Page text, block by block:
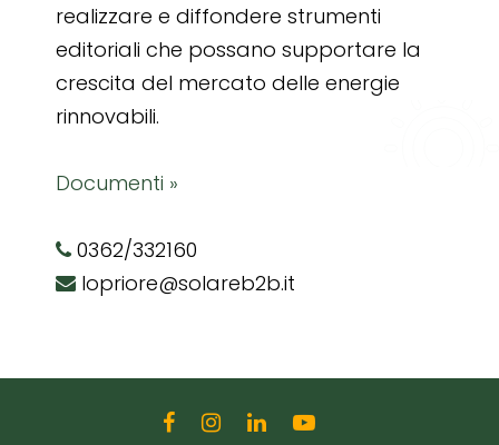
realizzare e diffondere strumenti
editoriali che possano supportare la
crescita del mercato delle energie
rinnovabili.
Documenti »
0362/332160
lopriore@solareb2b.it